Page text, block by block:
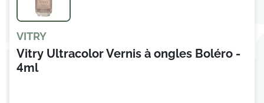
VITRY
Vitry Ultracolor Vernis à ongles Boléro -
4ml